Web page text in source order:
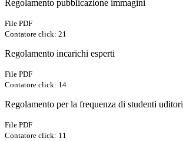
Regolamento pubblicazione immagini
File PDF
Contatore click: 21
Regolamento incarichi esperti
File PDF
Contatore click: 14
Regolamento per la frequenza di studenti uditori
File PDF
Contatore click: 11